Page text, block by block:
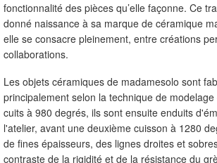
fonctionnalité des pièces qu’elle façonne. Ce
donné naissance à sa marque de céramique
elle se consacre pleinement, entre créations
collaborations.
Les objets céramiques de madamesolo sont
principalement selon la technique de
cuits à 980 degrés, ils sont ensuite enduits
l'atelier, avant une deuxième cuisson à 1280
de fines épaisseurs, des lignes droites et
contraste de la rigidité et de la résistance du